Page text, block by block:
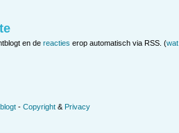
en de reacties erop automatisch via RSS. (wat
- Copyright & Privacy